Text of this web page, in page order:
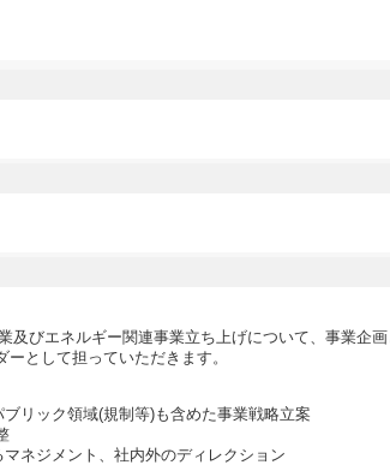
及びエネルギー関連事業立ち上げについて、事業企
として担っていただきます。
リック領域(規制等)も含めた事業戦略立案
ネジメント、社内外のディレクション